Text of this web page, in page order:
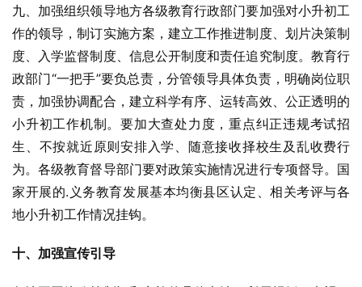
九、加强组织领导地方各级教育行政部门要加强对小升初工
作的领导，制订实施方案，建立工作推进制度、划片决策制
度、入学监督制度、信息公开制度和责任追究制度。教育行
政部门“一把手”要负总责，分管领导具体负责，明确岗位职
责，加强协调配合，建立科学有序、运转高效、公正透明的
小升初工作机制。要加大查处力度，重点纠正违规考试招
生、不按就近原则安排入学、随意接收择校生及乱收费行
为。各级教育督导部门要对政策实施情况进行专项督导。国
家开展的.义务教育发展基本均衡县区认定、相关考评与各
地小升初工作情况挂钩。
十、加强宣传引导